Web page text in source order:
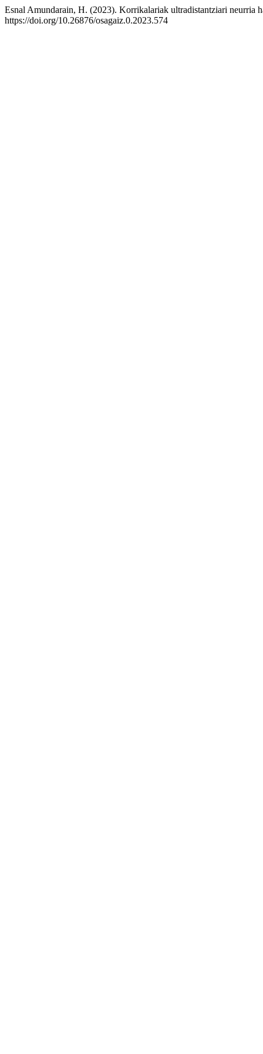
Esnal Amundarain, H. (2023). Korrikalariak ultradistantziari neurria
https://doi.org/10.26876/osagaiz.0.2023.574